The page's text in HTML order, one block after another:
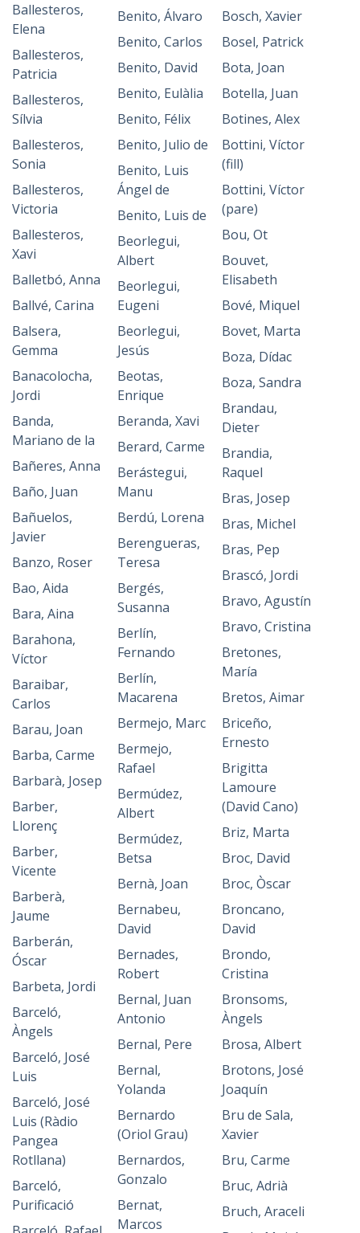
Ballesteros,
Elena
Ballesteros,
Patricia
Ballesteros,
Sílvia
Ballesteros,
Sonia
Ballesteros,
Victoria
Ballesteros,
Xavi
Balletbó, Anna
Ballvé, Carina
Balsera,
Gemma
Banacolocha,
Jordi
Banda,
Mariano de la
Bañeres, Anna
Baño, Juan
Bañuelos,
Javier
Banzo, Roser
Bao, Aida
Bara, Aina
Barahona,
Víctor
Baraibar,
Carlos
Barau, Joan
Barba, Carme
Barbarà, Josep
Barber,
Llorenç
Barber,
Vicente
Barberà,
Jaume
Barberán,
Óscar
Barbeta, Jordi
Barceló,
Àngels
Barceló, José
Luis
Barceló, José
Luis (Ràdio
Pangea
Rotllana)
Barceló,
Purificació
Benito, Álvaro
Benito, Carlos
Benito, David
Benito, Eulàlia
Benito, Félix
Benito, Julio de
Benito, Luis
Ángel de
Benito, Luis de
Beorlegui,
Albert
Beorlegui,
Eugeni
Beorlegui,
Jesús
Beotas,
Enrique
Beranda, Xavi
Berard, Carme
Berástegui,
Manu
Berdú, Lorena
Berengueras,
Teresa
Bergés,
Susanna
Berlín,
Fernando
Berlín,
Macarena
Bermejo, Marc
Bermejo,
Rafael
Bermúdez,
Albert
Bermúdez,
Betsa
Bernà, Joan
Bernabeu,
David
Bernades,
Robert
Bernal, Juan
Antonio
Bernal, Pere
Bernal,
Yolanda
Bernardo
(Oriol Grau)
Bernardos,
Gonzalo
Bernat,
Marcos
Bosch, Xavier
Bosel, Patrick
Bota, Joan
Botella, Juan
Botines, Alex
Bottini, Víctor
(fill)
Bottini, Víctor
(pare)
Bou, Ot
Bouvet,
Elisabeth
Bové, Miquel
Bovet, Marta
Boza, Dídac
Boza, Sandra
Brandau,
Dieter
Brandia,
Raquel
Bras, Josep
Bras, Michel
Bras, Pep
Brascó, Jordi
Bravo, Agustín
Bravo, Cristina
Bretones,
María
Bretos, Aimar
Briceño,
Ernesto
Brigitta
Lamoure
(David Cano)
Briz, Marta
Broc, David
Broc, Òscar
Broncano,
David
Brondo,
Cristina
Bronsoms,
Àngels
Brosa, Albert
Brotons, José
Joaquín
Bru de Sala,
Xavier
Bru, Carme
Bruc, Adrià
Bruch, Araceli